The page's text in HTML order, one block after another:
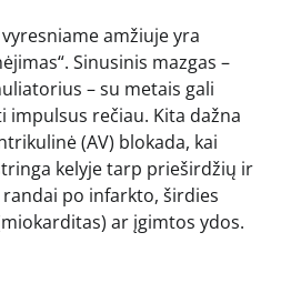
amžiuje yra
Sinusinis mazgas –
– su metais gali
impulsus rečiau. Kita dažna
(AV) blokada, kai
kelyje tarp prieširdžių ir
po infarkto, širdies
ar įgimtos ydos.